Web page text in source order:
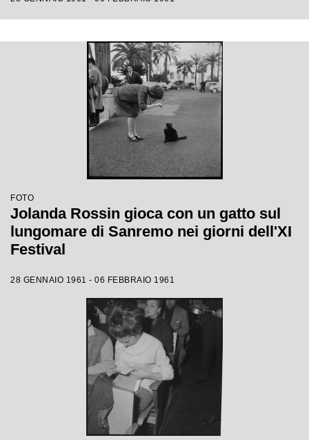
FOTO
Jolanda Rossin gioca con un gatto sul
lungomare di Sanremo nei giorni dell'XI
Festival
28 GENNAIO 1961 - 06 FEBBRAIO 1961